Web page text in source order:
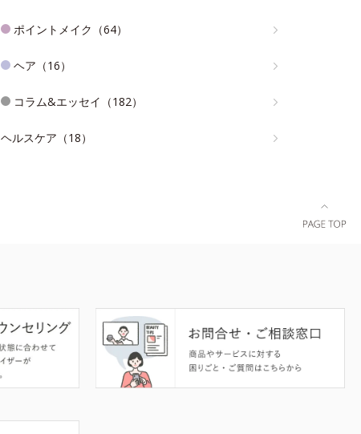
ポイントメイク（64）
ヘア（16）
コラム&エッセイ（182）
ヘルスケア（18）